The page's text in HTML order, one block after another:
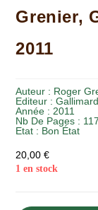
Grenier,
2011
Auteur : Roger
Editeur :Gallimard
Année :2011
Nb De Pages : 117
Etat : Bon État
20,00€
1 en stock